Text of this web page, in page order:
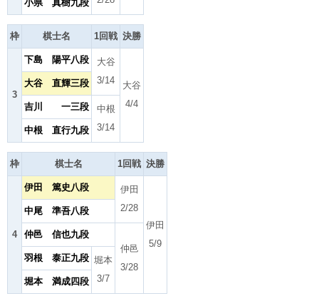
小県 真樹九段
枠 棋士名 1回戦 決勝
3
下島 陽平八段
大谷
3/14
大谷
4/4
大谷 直輝三段
吉川 一三段
中根
3/14
中根 直行九段
枠 棋士名 1回戦 決勝
4
伊田 篤史八段
伊田
2/28
伊田
5/9
中尾 準吾八段
仲邑 信也九段
仲邑
3/28
羽根 泰正九段 堀本
3/7
堀本 満成四段